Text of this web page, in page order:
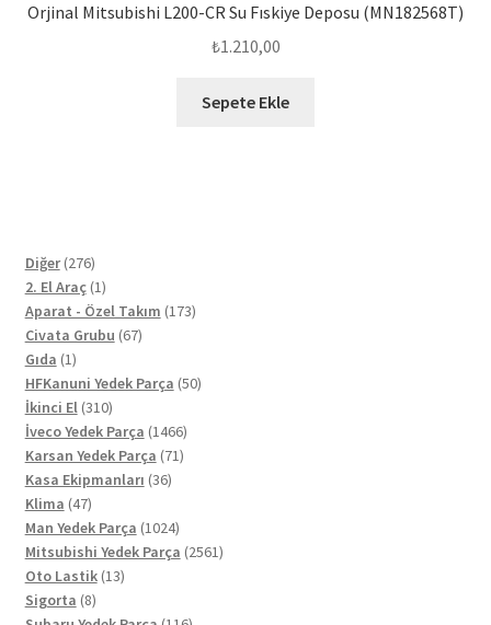
Orjinal Mitsubishi L200-CR Su Fıskiye Deposu (MN182568T)
₺1.210,00
Sepete Ekle
Diğer 276276
ürün
2. El Araç 11
ürün
Aparat - Özel Takım 173173
Civata Grubu 6767
Gıda 11
ürün
HFKanuni Yedek Parça 5050
İkinci El 310310
ürün
İveco Yedek Parça 14661466
ürün
Karsan Yedek Parça 7171
Kasa Ekipmanları 3636
Klima 4747
ürün
Man Yedek Parça 10241024
ürün
Mitsubishi Yedek Parça 25612561
Oto Lastik 1313
Sigorta 88